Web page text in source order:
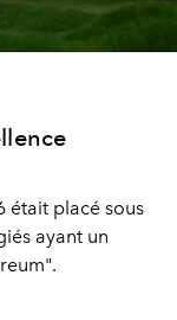
était placé sous
ayant un